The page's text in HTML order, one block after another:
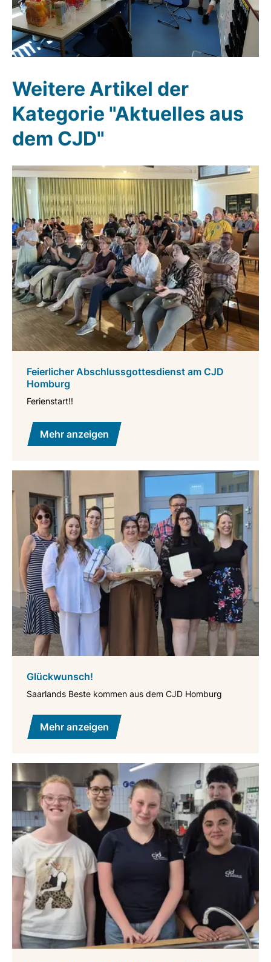
Weitere Artikel der
Kategorie "Aktuelles aus
dem CJD"
Feierlicher Abschlussgottesdienst am CJD
Homburg
Ferienstart!!
Mehr anzeigen
Glückwunsch!
Saarlands Beste kommen aus dem CJD Homburg
Mehr anzeigen